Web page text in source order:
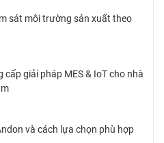
sát môi trường sản xuất theo
cấp giải pháp MES & IoT cho nhà
và cách lựa chọn phù hợp